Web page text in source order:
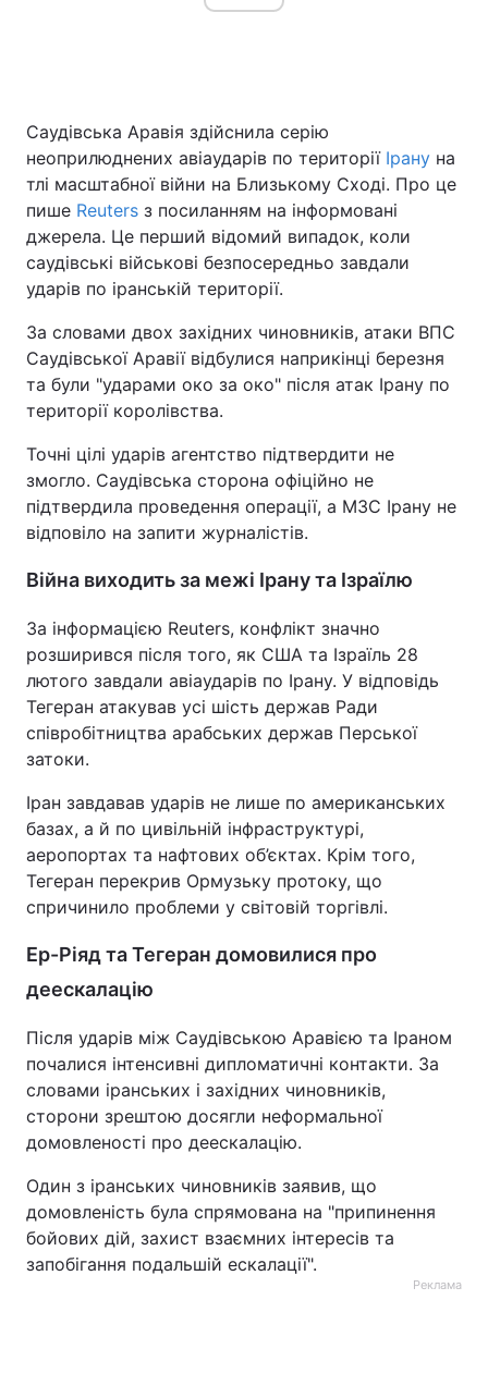
Саудівська Аравія здійснила серію
неоприлюднених авіаударів по території Ірану на
тлі масштабної війни на Близькому Сході. Про це
пише Reuters з посиланням на інформовані
джерела. Це перший відомий випадок, коли
саудівські військові безпосередньо завдали
ударів по іранській території.
За словами двох західних чиновників, атаки ВПС
Саудівської Аравії відбулися наприкінці березня
та були "ударами око за око" після атак Ірану по
території королівства.
Точні цілі ударів агентство підтвердити не
змогло. Саудівська сторона офіційно не
підтвердила проведення операції, а МЗС Ірану не
відповіло на запити журналістів.
Війна виходить за межі Ірану та Ізраїлю
За інформацією Reuters, конфлікт значно
розширився після того, як США та Ізраїль 28
лютого завдали авіаударів по Ірану. У відповідь
Тегеран атакував усі шість держав Ради
співробітництва арабських держав Перської
затоки.
Іран завдавав ударів не лише по американських
базах, а й по цивільній інфраструктурі,
аеропортах та нафтових об’єктах. Крім того,
Тегеран перекрив Ормузьку протоку, що
спричинило проблеми у світовій торгівлі.
Ер-Ріяд та Тегеран домовилися про
деескалацію
Після ударів між Саудівською Аравією та Іраном
почалися інтенсивні дипломатичні контакти. За
словами іранських і західних чиновників,
сторони зрештою досягли неформальної
домовленості про деескалацію.
Один з іранських чиновників заявив, що
домовленість була спрямована на "припинення
бойових дій, захист взаємних інтересів та
запобігання подальшій ескалації".
Реклама